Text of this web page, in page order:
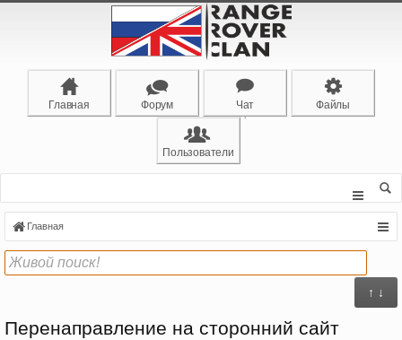
Главная Форум Чат Файлы
Пользователи
Главная
↑ ↓
Перенаправление на сторонний сайт